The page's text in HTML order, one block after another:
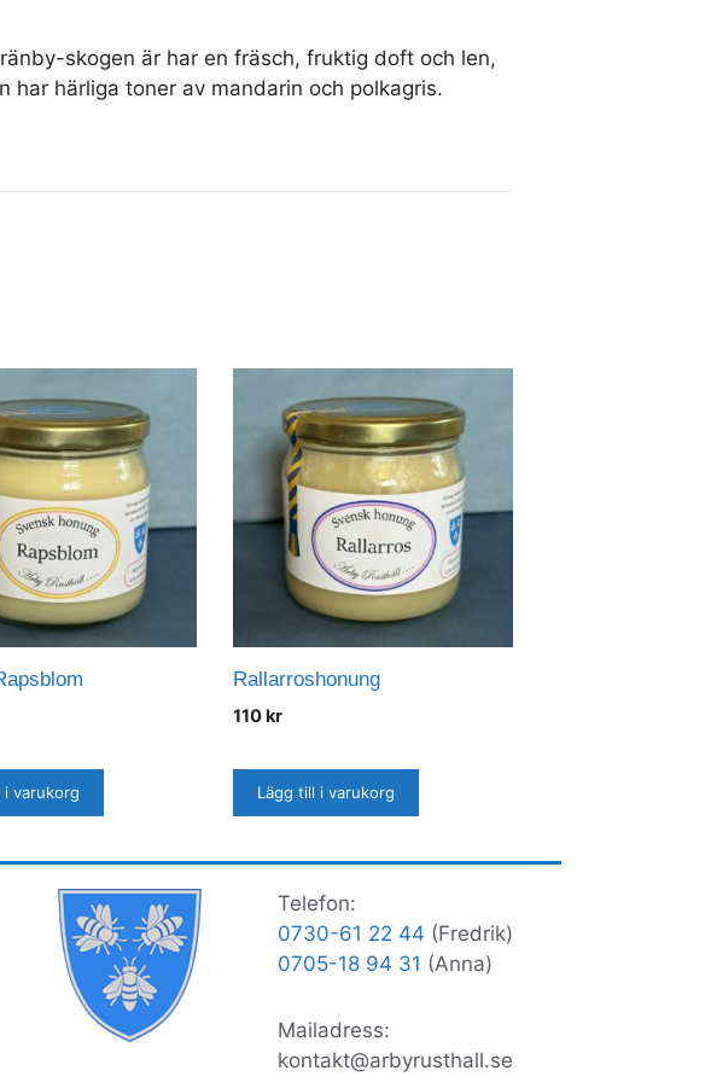
skogen är har en fräsch, fruktig doft och len,
har härliga toner av mandarin och polkagris.
i varukorg
Rallarroshonung
110kr
Lägg till i varukorg
Telefon:
0730-61 22 44 (Fredrik)
0705-18 94 31 (Anna)
Mailadress:
kontakt@arbyrusthall.se